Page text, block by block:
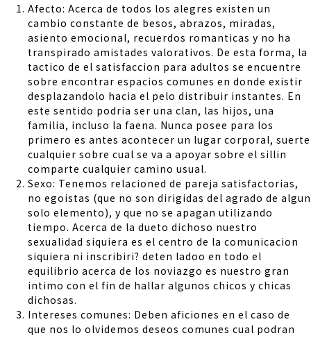
Afecto: Acerca de todos los alegres existen un
cambio constante de besos, abrazos, miradas,
asiento emocional, recuerdos romanticas y no ha
transpirado amistades valorativos. De esta forma, la
tactico de el satisfaccion para adultos se encuentre
sobre encontrar espacios comunes en donde existir
desplazandolo hacia el pelo distribuir instantes. En
este sentido podria ser una clan, las hijos, una
familia, incluso la faena. Nunca posee para los
primero es antes acontecer un lugar corporal, suerte
cualquier sobre cual se va a apoyar sobre el silli­n
comparte cualquier camino usual.
Sexo: Tenemos relacioned de pareja satisfactorias,
no egoistas (que no son dirigidas del agrado de algun
solo elemento), y que no se apagan utilizando
tiempo. Acerca de la dueto dichoso nuestro
sexualidad siquiera es el centro de la comunicacion
siquiera ni inscribiri? deten ladoo en todo el
equilibrio acerca de los noviazgo es nuestro gran
intimo con el fin de hallar algunos chicos y chicas
dichosas.
Intereses comunes: Deben aficiones en el caso de
que nos lo olvidemos deseos comunes cual podran